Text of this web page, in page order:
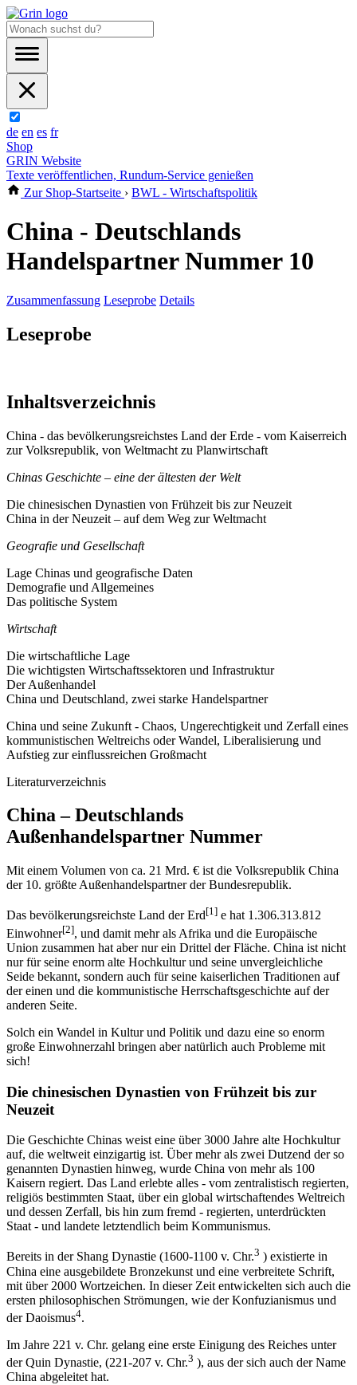
de en es fr
Shop
GRIN Website
Texte veröffentlichen, Rundum-Service genießen
Zur Shop-Startseite › BWL - Wirtschaftspolitik
China - Deutschlands
Handelspartner Nummer 10
Zusammenfassung Leseprobe Details
Leseprobe
Inhaltsverzeichnis
China - das bevölkerungsreichstes Land der Erde - vom Kaiserreich
zur Volksrepublik, von Weltmacht zu Planwirtschaft
Chinas Geschichte – eine der ältesten der Welt
Die chinesischen Dynastien von Frühzeit bis zur Neuzeit
China in der Neuzeit – auf dem Weg zur Weltmacht
Geografie und Gesellschaft
Lage Chinas und geografische Daten
Demografie und Allgemeines
Das politische System
Wirtschaft
Die wirtschaftliche Lage
Die wichtigsten Wirtschaftssektoren und Infrastruktur
Der Außenhandel
China und Deutschland, zwei starke Handelspartner
China und seine Zukunft - Chaos, Ungerechtigkeit und Zerfall eines
kommunistischen Weltreichs oder Wandel, Liberalisierung und
Aufstieg zur einflussreichen Großmacht
Literaturverzeichnis
China – Deutschlands
Außenhandelspartner Nummer
Mit einem Volumen von ca. 21 Mrd. € ist die Volksrepublik China
der 10. größte Außenhandelspartner der Bundesrepublik.
Das bevölkerungsreichste Land der Erd[1] e hat 1.306.313.812
Einwohner[2], und damit mehr als Afrika und die Europäische
Union zusammen hat aber nur ein Drittel der Fläche. China ist nicht
nur für seine enorm alte Hochkultur und seine unvergleichliche
Seide bekannt, sondern auch für seine kaiserlichen Traditionen auf
der einen und die kommunistische Herrschaftsgeschichte auf der
anderen Seite.
Solch ein Wandel in Kultur und Politik und dazu eine so enorm
große Einwohnerzahl bringen aber natürlich auch Probleme mit
sich!
Die chinesischen Dynastien von Frühzeit bis zur
Neuzeit
Die Geschichte Chinas weist eine über 3000 Jahre alte Hochkultur
auf, die weltweit einzigartig ist. Über mehr als zwei Dutzend der so
genannten Dynastien hinweg, wurde China von mehr als 100
Kaisern regiert. Das Land erlebte alles - vom zentralistisch regierten,
religiös bestimmten Staat, über ein global wirtschaftendes Weltreich
und dessen Zerfall, bis hin zum fremd - regierten, unterdrückten
Staat - und landete letztendlich beim Kommunismus.
Bereits in der Shang Dynastie (1600-1100 v. Chr.3 ) existierte in
China eine ausgebildete Bronzekunst und eine verbreitete Schrift,
mit über 2000 Wortzeichen. In dieser Zeit entwickelten sich auch die
ersten philosophischen Strömungen, wie der Konfuzianismus und
der Daoismus4.
Im Jahre 221 v. Chr. gelang eine erste Einigung des Reiches unter
der Quin Dynastie, (221-207 v. Chr.3 ), aus der sich auch der Name
China abgeleitet hat.